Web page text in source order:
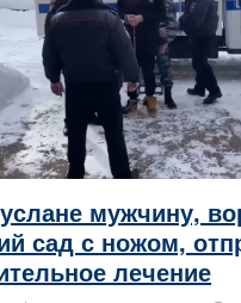
мужчину,
сад с ножом,
лечение